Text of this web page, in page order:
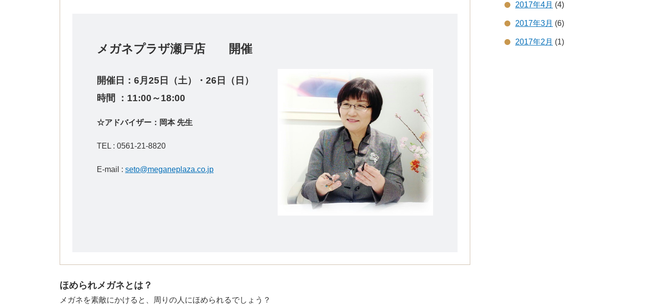
メガネプラザ瀬戸店 開催
開催日：6月25日（土）・26日（日）
時間 ：11:00～18:00
☆アドバイザー：岡本 先生
TEL : 0561-21-8820
E-mail : seto@meganeplaza.co.jp
ほめられメガネとは？
メガネを素敵にかけると、周りの人にほめられるでしょう？
2017年4月 (4)
2017年3月 (6)
2017年2月 (1)